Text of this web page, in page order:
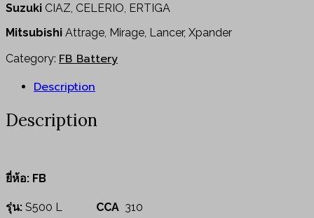
Suzuki CIAZ, CELERIO, ERTIGA
Mitsubishi Attrage, Mirage, Lancer, Xpander
Category: FB Battery
Description
Description
ยี่ห้อ: FB
รุ่น: S500 L CCA 310